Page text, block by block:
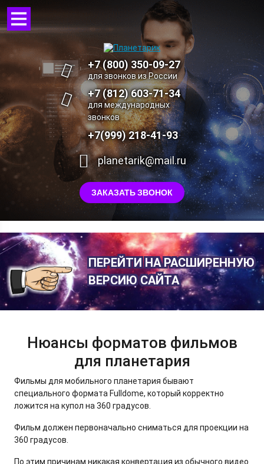
+7 (800) 350-09-27
для звонков из России
+7 (812) 603-71-34
для международных
звонков
+7(999) 218-41-93
planetarik@mail.ru
ЗАКАЗАТЬ ЗВОНОК
ПЕРЕЙТИ НА РАСШИРЕННУЮ
ВЕРСИЮ САЙТА
Нюансы форматов фильмов
для планетария
Фильмы для мобильного планетария бывают
специального формата Fulldome, который корректно
ложится на купол на 360 градусов.
Фильм должен первоначально сниматься для проекции на
360 градусов.
По этим причинам никакая конвертация из обычного видео